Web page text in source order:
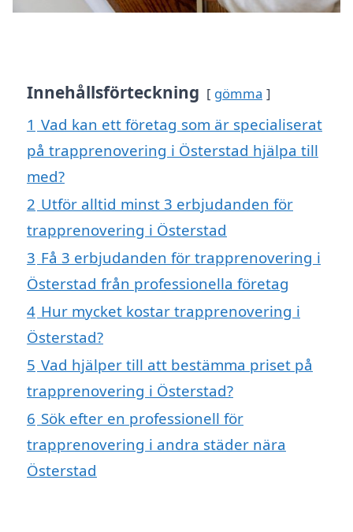
Innehållsförteckning gömma
1 Vad kan ett företag som är specialiserat
på trapprenovering i Österstad hjälpa till
med?
2 Utför alltid minst 3 erbjudanden för
trapprenovering i Österstad
3 Få 3 erbjudanden för trapprenovering i
Österstad från professionella företag
4 Hur mycket kostar trapprenovering i
Österstad?
5 Vad hjälper till att bestämma priset på
trapprenovering i Österstad?
6 Sök efter en professionell för
trapprenovering i andra städer nära
Österstad